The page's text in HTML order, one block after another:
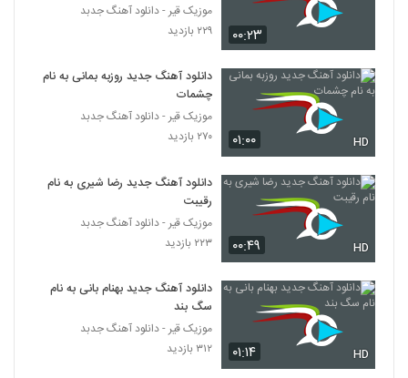
3236
Dream
3237
Motamedi Nashod)
Davood Beygi Mitarsam
3239
دانلود آهنگ قبول کن از صاحب اسماعیلی
۲۹۹ بازدید
3240
آهنگ مهدی جهانی بنام اگه بودی
۳۴۳ بازدید
۰۰:۲۳
موزیک قیر - دانلود آهنگ جدبد
۲۲۹ بازدید
۰۱:۰۰ HD
دانلود آهنگ جدید روزبه بمانی به نام
چشمات
موزیک قیر - دانلود آهنگ جدبد
۲۷۰ بازدید
۰۰:۴۹ HD
دانلود آهنگ جدید رضا شیری به نام
رقیبت
موزیک قیر - دانلود آهنگ جدبد
۲۲۳ بازدید
۰۱:۱۴ HD
دانلود آهنگ جدید بهنام بانی به نام
سگ بند
موزیک قیر - دانلود آهنگ جدبد
۳۱۲ بازدید